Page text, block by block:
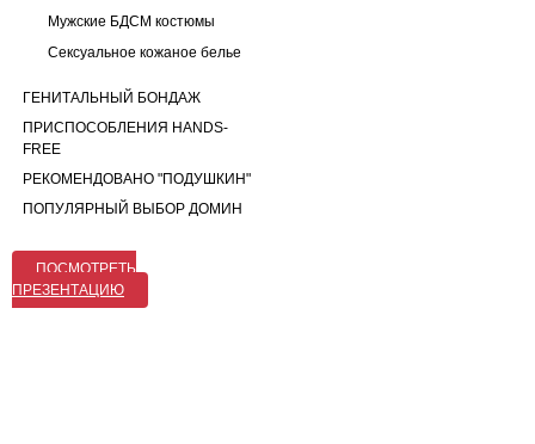
Мужские БДСМ костюмы
Сексуальное кожаное белье
ГЕНИТАЛЬНЫЙ БОНДАЖ
ПРИСПОСОБЛЕНИЯ HANDS-
FREE
РЕКОМЕНДОВАНО "ПОДУШКИН"
ПОПУЛЯРНЫЙ ВЫБОР ДОМИН
ПОСМОТРЕТЬ
ПРЕЗЕНТАЦИЮ